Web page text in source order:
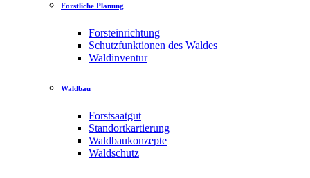
Forstliche Planung
Forsteinrichtung
Schutzfunktionen des Waldes
Waldinventur
Waldbau
Forstsaatgut
Standortkartierung
Waldbaukonzepte
Waldschutz